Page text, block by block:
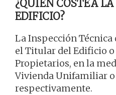
¿QUIÉN COSTEA
EDIFICIO?
La Inspección
el Titular del Edificio
Propietarios, en la
Vivienda Unifamiliar
respectivamente.